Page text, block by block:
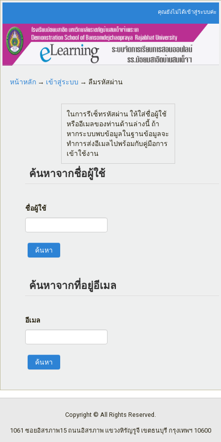
คุณยังไม่ได้เข้าสู่ระบบค่ะ
หน้าหลัก → เข้าสู่ระบบ → ลืมรหัสผ่าน
ในการรีเซ็ทรหัสผ่าน ให้ใส่ชื่อผู้ใช้
หรืออีเมลของท่านด้านล่างนี้ ถ้า
หากระบบพบข้อมูลในฐานข้อมูลจะ
ทำการส่งอีเมลไปพร้อมกับคู่มือการ
เข้าใช้งาน
ค้นหาจากชื่อผู้ใช้
ชื่อผู้ใช้
ค้นหาจากที่อยู่อีเมล
อีเมล
Copyright © All Rights Reserved.
1061 ซอยอิสรภาพ15 ถนนอิสรภาพ แขวงหิรัญรูจี เขตธนบุรี กรุงเทพฯ 10600